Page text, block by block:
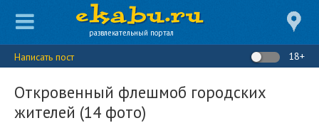
развлекательный портал
Написать пост 18+
Откровенный флешмоб городских
жителей (14 фото)